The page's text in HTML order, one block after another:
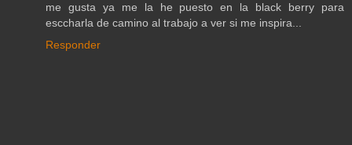
me gusta ya me la he puesto en la black berry para
esccharla de camino al trabajo a ver si me inspira...
Responder